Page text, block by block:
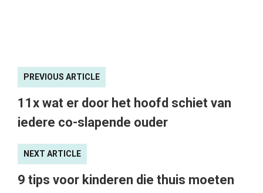
PREVIOUS ARTICLE
11x wat er door het hoofd schiet van
iedere co-slapende ouder
NEXT ARTICLE
9 tips voor kinderen die thuis moeten